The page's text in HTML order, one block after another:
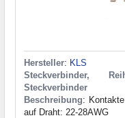
Hersteller: KLS
Steckverbinder,
Steckverbinder
Beschreibung:
auf Draht: 22-28AWG